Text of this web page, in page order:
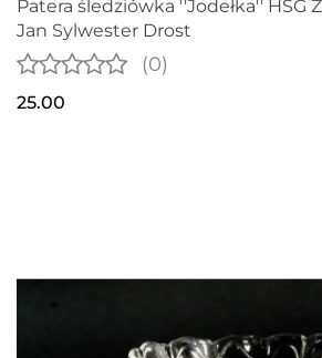
Patera śledziówka ''Jodełka'' HSG
Jan Sylwester Drost
(0)
25.00